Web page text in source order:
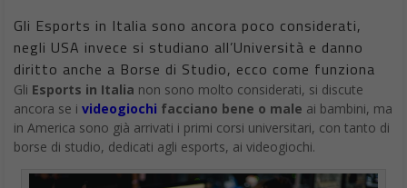
Gli Esports in Italia sono ancora poco considerati,
negli USA invece si studiano all’Università e danno
diritto anche a Borse di Studio, ecco come funziona
Gli Esports in Italia non sono molto considerati, si discute
ancora se i videogiochi facciano bene o male ai bambini, ma
in America sono già arrivati i primi corsi universitari, con tanto di
borse di studio, dedicati agli esports, ai videogiochi.